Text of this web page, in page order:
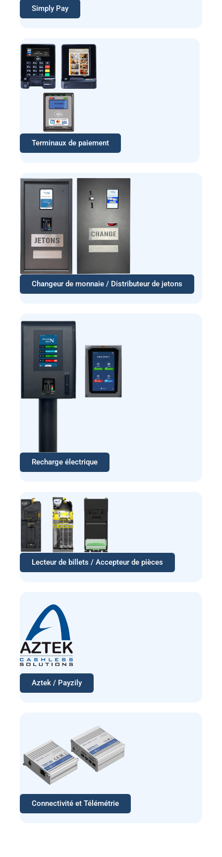
Simply Pay
Terminaux de paiement
Changeur de monnaie / Distributeur de jetons
Recharge électrique
Lecteur de billets / Accepteur de pièces
Aztek / Payzily
Connectivité et Télémétrie